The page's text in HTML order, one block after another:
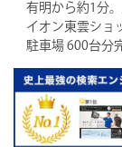
有明から約1分
イオン東雲ショ
駐車場 600台分